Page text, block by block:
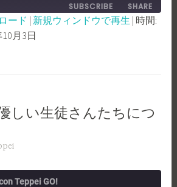
FORWARD
30
SUBSCRIBE SHARE
ード | 新規ウィンドウで再生 | 時間:
月3日
しい生徒さんたちにつ
Teppei GO!